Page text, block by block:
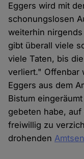
Eggers wird mit
schonungslosen
weiterhin
gibt überall viele
viele Taten, bis
verliert." Offenbar
Eggers aus dem
Bistum
gebeten habe,
freiwillig zu
drohenden